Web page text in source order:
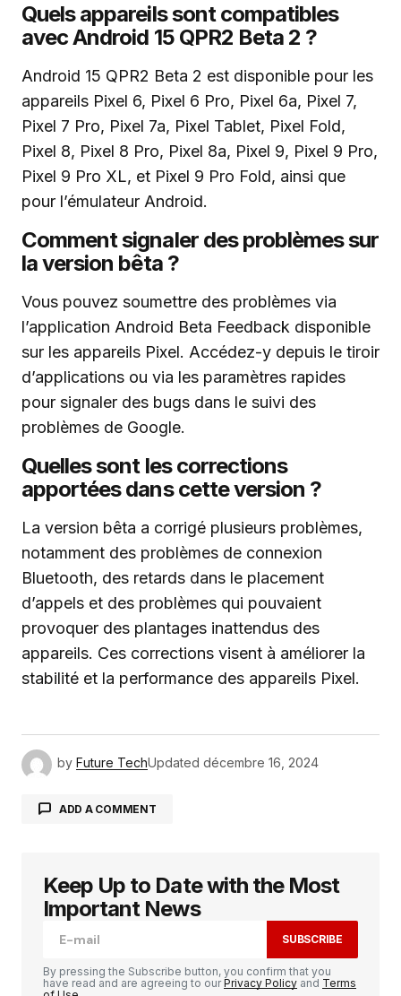
Quels appareils sont compatibles
avec Android 15 QPR2 Beta 2 ?
Android 15 QPR2 Beta 2 est disponible pour les
appareils Pixel 6, Pixel 6 Pro, Pixel 6a, Pixel 7,
Pixel 7 Pro, Pixel 7a, Pixel Tablet, Pixel Fold,
Pixel 8, Pixel 8 Pro, Pixel 8a, Pixel 9, Pixel 9 Pro,
Pixel 9 Pro XL, et Pixel 9 Pro Fold, ainsi que
pour l’émulateur Android.
Comment signaler des problèmes sur
la version bêta ?
Vous pouvez soumettre des problèmes via
l’application Android Beta Feedback disponible
sur les appareils Pixel. Accédez-y depuis le tiroir
d’applications ou via les paramètres rapides
pour signaler des bugs dans le suivi des
problèmes de Google.
Quelles sont les corrections
apportées dans cette version ?
La version bêta a corrigé plusieurs problèmes,
notamment des problèmes de connexion
Bluetooth, des retards dans le placement
d’appels et des problèmes qui pouvaient
provoquer des plantages inattendus des
appareils. Ces corrections visent à améliorer la
stabilité et la performance des appareils Pixel.
by Future TechUpdated décembre 16, 2024
ADD A COMMENT
Votre adresse e-mail ne sera pas publiée. Les
champs obligatoires sont indiqués avec
Keep Up to Date with the Most
Important News
SUBSCRIBE
By pressing the Subscribe button, you confirm that you
have read and are agreeing to ourPrivacy Policy and Terms